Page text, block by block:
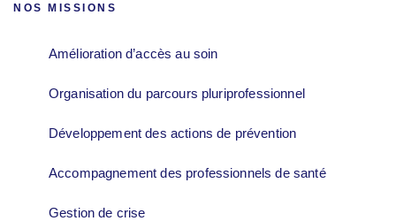
NOS MISSIONS
Amélioration d’accès au soin
Organisation du parcours pluriprofessionnel
Développement des actions de prévention
Accompagnement des professionnels de santé
Gestion de crise